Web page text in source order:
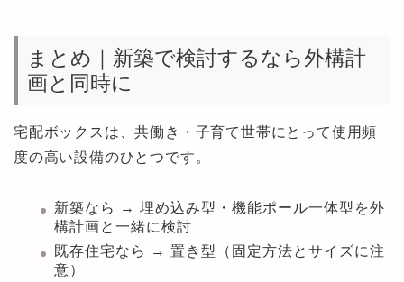
まとめ｜新築で検討するなら外構計
画と同時に
宅配ボックスは、共働き・子育て世帯にとって使用頻
度の高い設備のひとつです。
新築なら → 埋め込み型・機能ポール一体型を外
構計画と一緒に検討
既存住宅なら → 置き型（固定方法とサイズに注
意）